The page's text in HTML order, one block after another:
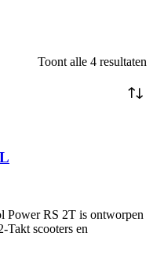
Toont alle 4 resultaten
RS 2T is ontworpen
Takt scooters en